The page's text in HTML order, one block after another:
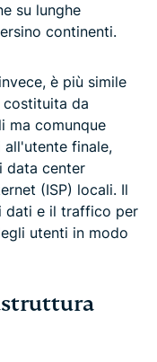
su lunghe
continenti.
è più simile
costituita da
ma comunque
finale,
data center
(ISP) locali. Il
dati e il traffico per
utenti in modo